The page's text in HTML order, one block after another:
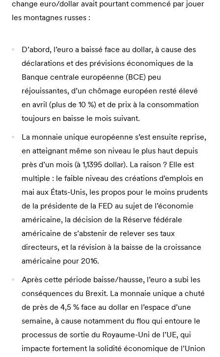
change euro/dollar avait pourtant commencé par jouer
les montagnes russes :
D’abord, l’euro a baissé face au dollar, à cause des
déclarations et des prévisions économiques de la
Banque centrale européenne (BCE) peu
réjouissantes, d’un chômage européen resté élevé
en avril (plus de 10 %) et de prix à la consommation
toujours en baisse le mois suivant.
La monnaie unique européenne s’est ensuite reprise,
en atteignant même son niveau le plus haut depuis
près d’un mois (à 1,1395 dollar). La raison ? Elle est
multiple : le faible niveau des créations d’emplois en
mai aux États-Unis, les propos pour le moins prudents
de la présidente de la FED au sujet de l’économie
américaine, la décision de la Réserve fédérale
américaine de s’abstenir de relever ses taux
directeurs, et la révision à la baisse de la croissance
américaine pour 2016.
Après cette période baisse/hausse, l’euro a subi les
conséquences du Brexit. La monnaie unique a chuté
de près de 4,5 % face au dollar en l’espace d’une
semaine, à cause notamment du flou qui entoure le
processus de sortie du Royaume-Uni de l’UE, qui
impacte fortement la solidité économique de l’Union